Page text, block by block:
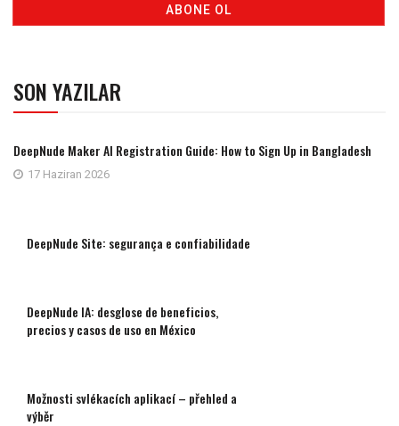
SON YAZILAR
DeepNude Maker AI Registration Guide: How to Sign Up in Bangladesh
17 Haziran 2026
DeepNude Site: segurança e confiabilidade
DeepNude IA: desglose de beneficios,
precios y casos de uso en México
Možnosti svlékacích aplikací – přehled a
výběr